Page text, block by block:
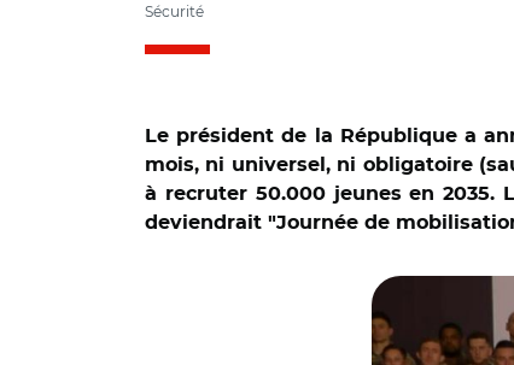
Sécurité
Le président de la République a
mois, ni universel, ni obligatoire
à recruter 50.000 jeunes en 2035.
deviendrait "Journée de